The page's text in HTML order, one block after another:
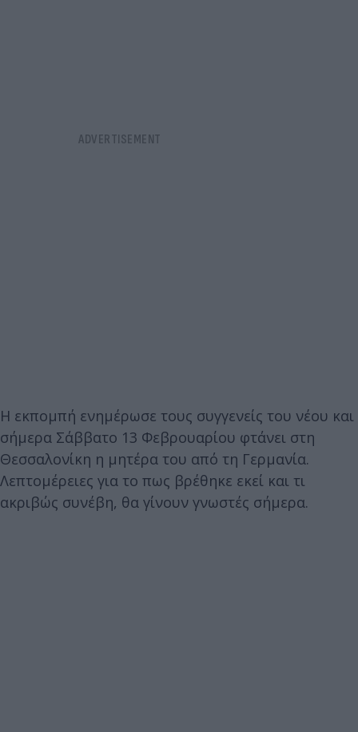
Η εκπομπή ενημέρωσε τους συγγενείς του νέου και
σήμερα Σάββατο 13 Φεβρουαρίου φτάνει στη
Θεσσαλονίκη η μητέρα του από τη Γερμανία.
Λεπτομέρειες για το πως βρέθηκε εκεί και τι
ακριβώς συνέβη, θα γίνουν γνωστές σήμερα.